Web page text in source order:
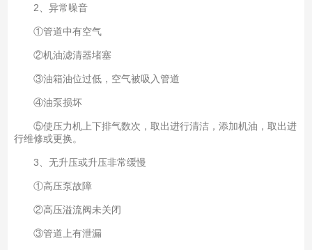
2、异常噪音
①管道中有空气
②机油滤清器堵塞
③油箱油位过低，空气被吸入管道
④油泵损坏
⑤使压力机上下排气数次，取出进行清洁，添加机油，取出进
行维修或更换。
3、无升压或升压非常缓慢
①高压泵故障
②高压溢流阀未关闭
③管道上有泄漏